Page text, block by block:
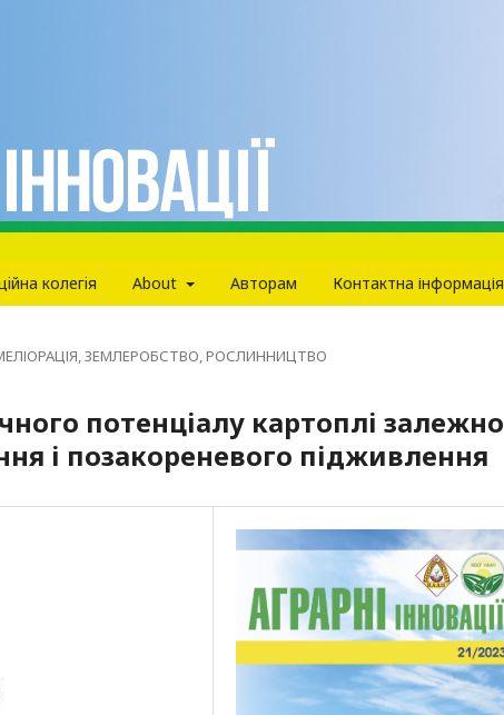
колегiя About Авторам Контактна інформація
ЗЕМЛЕРОБСТВО, РОСЛИННИЦТВО
потенціалу картоплі залежно
і позакореневого підживлення